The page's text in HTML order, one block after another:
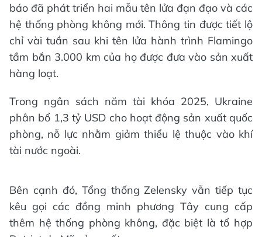
báo đã phát triển hai mẫu tên lửa đạn đạo và các
hệ thống phòng không mới. Thông tin được tiết lộ
chỉ vài tuần sau khi tên lửa hành trình Flamingo
tầm bắn 3.000 km của họ được đưa vào sản xuất
hàng loạt.
Trong ngân sách năm tài khóa 2025, Ukraine
phân bổ 1,3 tỷ USD cho hoạt động sản xuất quốc
phòng, nỗ lực nhằm giảm thiểu lệ thuộc vào khí
tài nước ngoài.
Bên cạnh đó, Tổng thống Zelensky vẫn tiếp tục
kêu gọi các đồng minh phương Tây cung cấp
thêm hệ thống phòng không, đặc biệt là tổ hợp